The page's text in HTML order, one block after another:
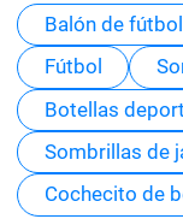
antideslizante,
Balón de fútbol
Fútbol
Botellas
Sombrillas de
Cochecito de